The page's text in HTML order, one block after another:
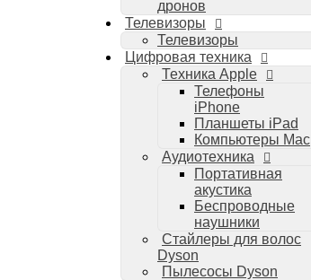
дронов
Телевизоры
Телевизоры
Цифровая техника
Техника Apple
Телефоны
iPhone
Планшеты iPad
Компьютеры Mac
Аудиотехника
Портативная
акустика
Беспроводные
наушники
Стайлеры для волос
Dyson
Пылесосы Dyson